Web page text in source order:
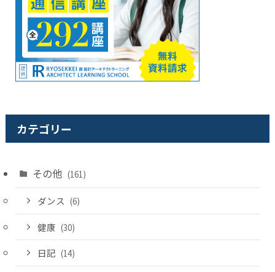
カテゴリー
その他 (161)
ダンス (6)
健康 (30)
日記 (14)